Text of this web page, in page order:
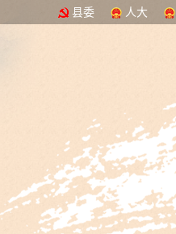
县委 人大